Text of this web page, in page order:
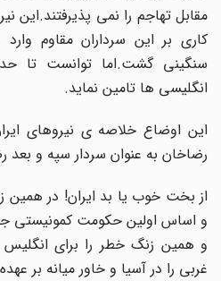
کاری بر این سرداران مقاوم
سنگینی گشت.اما توانست تا
انگلیسی ها تامین نماید.
این اوضاع خلاصه ی نیروهای
رضاخان به عنوان سردار سپه و بعد
از بخت خوب یا بد ایران! در همین
و اساس اولین حکومت کمونیستی
و همین زنگ خطر را برای انگلیس
غربی را در آسیا و خاور میانه بر